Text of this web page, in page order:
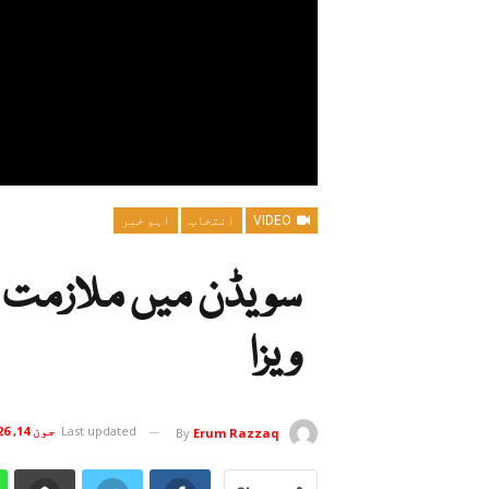
انتخاب اہم خبر
سویڈن میں ملازمت
ویزا
By Erum Razzaq
Last updated جون 14, 2026